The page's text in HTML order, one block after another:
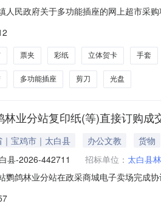
人民政府关于多功能插座的网上超市采
:项目所在行政区划编码:654324项目所
票夹 彩纸 立体贺卡 手套
多功能插座 剪刀 光盘
业分站复印纸(等)直接订购成
宝鸡市｜太白县 办公文教 货物
县-2026-442711 招标单位： 太白县
鹦鸽林业分站在政采商城电子卖场完成
业分站所属区域：宝鸡市预算金额(元)：
73130采购方式：电子卖场（超市直购)